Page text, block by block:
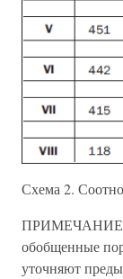
Схема 2.
ПРИМЕЧАНИЕ.
обобщенные
уточняют